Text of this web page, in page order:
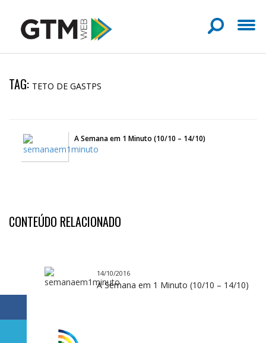
TAG: TETO DE GASTPS
A Semana em 1 Minuto (10/10 – 14/10)
CONTEÚDO RELACIONADO
14/10/2016
A Semana em 1 Minuto (10/10 – 14/10)